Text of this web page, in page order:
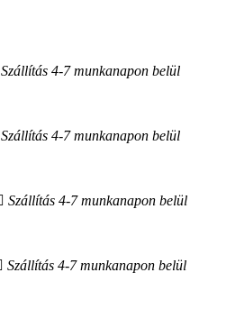
Szállítás 4-7 munkanapon belül
Szállítás 4-7 munkanapon belül
Szállítás 4-7 munkanapon belül
Szállítás 4-7 munkanapon belül